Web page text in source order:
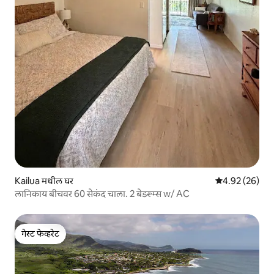
Kailua मधील घर 5 पैकी 4.92
4.92 (26)
लानिकाय बीचवर 60 सेकंद चाला. 2 बेडरूम्स w/ AC
गेस्ट फेव्हरेट
गेस्ट फेव्हरेट